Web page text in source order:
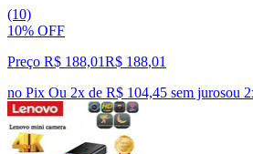
(10)
10% OFF
Preço R$ 188,01R$ 188,01
no Pix Ou 2x de R$ 104,45 sem jurosou 2